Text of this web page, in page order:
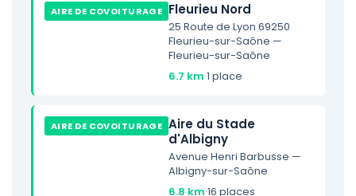
AIRE DE COVOITURAGE Fleurieu Nord
25 Route de Lyon 69250
Fleurieu-sur-Saône —
Fleurieu-sur-Saône
6.7 km·1 place
AIRE DE COVOITURAGE Aire du Stade
d'Albigny
Avenue Henri Barbusse —
Albigny-sur-Saône
6.8 km·16 places